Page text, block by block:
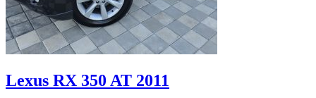
Lexus RX 350 AT 2011